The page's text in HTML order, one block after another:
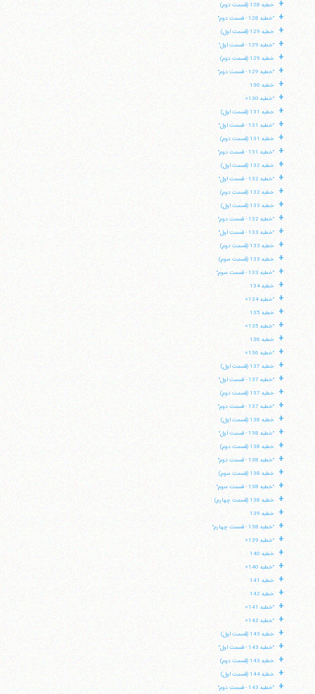
+ خطبه 128 (قسمت دوم)
+ "خطبه 128 - قسمت دوم"
+ خطبه 129 (قسمت اول)
+ "خطبه 129 - قسمت اول"
+ خطبه 129 (قسمت دوم)
+ "خطبه 129 - قسمت دوم"
+ خطبه 130
+ "خطبه 130»
+ خطبه 131 (قسمت اول)
+ "خطبه 131 - قسمت اول"
+ خطبه 131 (قسمت دوم)
+ "خطبه 131 - قسمت دوم"
+ خطبه 132 (قسمت اول)
+ "خطبه 132 - قسمت اول"
+ خطبه 132 (قسمت دوم)
+ خطبه 133 (قسمت اول)
+ "خطبه 132 - قسمت دوم"
+ "خطبه 133 - قسمت اول"
+ خطبه 133 (قسمت دوم)
+ خطبه 133 (قسمت سوم)
+ "خطبه 133 - قسمت سوم"
+ خطبه 134
+ "خطبه 134»
+ خطبه 135
+ "خطبه 135»
+ خطبه 136
+ "خطبه 136»
+ خطبه 137 (قسمت اول)
+ "خطبه 137 - قسمت اول"
+ خطبه 137 (قسمت دوم)
+ "خطبه 137 - قسمت دوم"
+ خطبه 138 (قسمت اول)
+ "خطبه 138 - قسمت اول"
+ خطبه 138 (قسمت دوم)
+ "خطبه 138 - قسمت دوم"
+ خطبه 138 (قسمت سوم)
+ "خطبه 138 - قسمت سوم"
+ خطبه 138 (قسمت چهارم)
+ خطبه 139
+ "خطبه 138 - قسمت چهارم"
+ "خطبه 139»
+ خطبه 140
+ "خطبه 140»
+ خطبه 141
+ خطبه 142
+ "خطبه 141»
+ "خطبه 142»
+ خطبه 143 (قسمت اول)
+ "خطبه 143 - قسمت اول"
+ خطبه 143 (قسمت دوم)
+ خطبه 144 (قسمت اول)
+ "خطبه 143 - قسمت دوم"